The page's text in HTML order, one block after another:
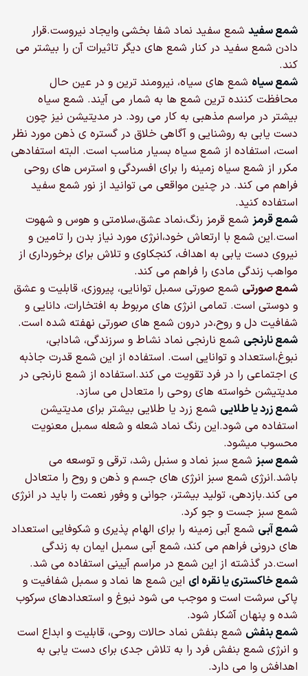
شمع سفید شمع سفید نماد شفا بخشی وایجاد نیروست.قرار
دادن شمع سفید در کنار شمع های دیگر تاثیرات آن را بیشتر می
کند.
شمع سیاه شمع های سیاه، نیرومند ترین و در عین حال
محافظت کننده ترین شمع ها به شمار می آیند. شمع سیاه
بیشتر در مراسم مذهبی به کار می رود. در مدیتیشن نیز چون
دست یابی به روشنایی و آگاهی خلاق در گستره ی ذهن مورد نظر
است، استفاده از شمع سیاه بسیار مناسب است. البته استفاده­ی
مکرر از شمع سیاه زمینه را برای افسردگی و استرس های روحی
فراهم می کند. در چنین مواقعی می توانید از نور شمع سفید
استفاده کنید.
شمع قرمز شمع قرمز رنگ،نماد عشق،سلامتی و هوس و شهوت
است.این شمع با ارتعاش خود،انرژی مورد نیاز بدن را تامین و
نیروی دست یابی به اهداف، کنجکاوی و تلاش برای برخورداری از
مواهب زندگی مادی را فراهم می کند.
شمع صورتی شمع صورتی سمبل توانایی، پیروزی، قابلیت و عشق
و دوستی است. تمامی انرژی های مربوط به افتخارات، دانایی و
شفافیت دل و روح،در درون شمع های صورتی نهفته شده است.
شمع نارنجی شمع نارنجی نماد نشاط و سرزندگی، شادابی،
نبوغ،استعداد و توانایی است. استفاده از این شمع قدرت جاذبه
ی اجتماعی را در فرد تقویت می کند.استفاده از شمع نارنجی در
مدیتیشن خواسته های روحی را متعادل می سازد.
شمع زرد یا طلایی شمع زرد یا طلایی بیشتر برای مدیتیشن
استفاده می شود.این رنگ نماد شعله و شعله سمبل معنویت
محسوب میشود.
شمع سبز شمع سبز نماد و سنبل رشد، ترقی و توسعه می
باشد.انرژی شمع سبز انرژی های جسم و ذهن و روح را متعادل
می کند.بازدهی، تولید بیشتر، جوانی و وفور نعمت را باید در انرژی
شمع سبز جست و جو کرد.
شمع آبی شمع آبی زمینه را برای الهام پذیری و شکوفایی استعداد
های درونی فراهم می کند، شمع آبی سمبل ایمان به زندگی
است.در گذشته از این شمع در مراسم آیینی استفاده می شد.
شمع خاکستری یا نقره ای این شمع ها نماد و سمبل شفافیت و
پاکی سرشت است و موجب می شود نبوغ و استعدادهای سرکوب
شده و پنهان آشکار شود.
شمع بنفش شمع بنفش نماد حالات روحی، قابلیت و ابداع است
و انرژی شمع بنفش فرد را به تلاش جدی برای دست یابی به
اهدافش وا می دارد.